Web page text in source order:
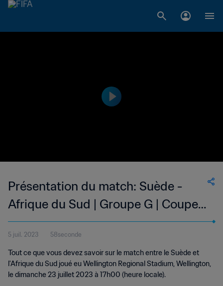
Présentation du match: Suède -
Afrique du Sud | Groupe G | Coupe
du Monde Féminine de la FIFA,
Australie & Nouvelle-Zélande
2023™
5 juil. 2023 58seconde
Tout ce que vous devez savoir sur le match entre le Suède et
l'Afrique du Sud joué eu Wellington Regional Stadium, Wellington,
le dimanche 23 juillet 2023 à 17h00 (heure locale).